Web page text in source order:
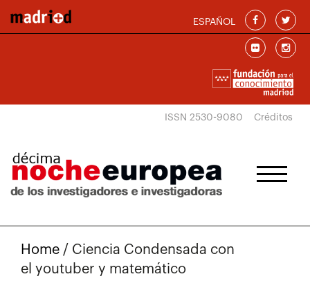
ESPAÑOL
ISSN 2530-9080 Créditos
Home / Ciencia Condensada con
el youtuber y matemático